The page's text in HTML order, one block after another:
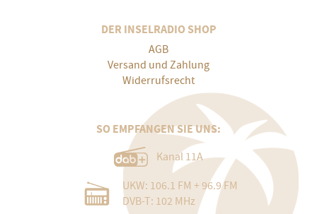
DER INSELRADIO SHOP
AGB
Versand und Zahlung
Widerrufsrecht
SO EMPFANGEN SIE UNS:
Kanal 11A
UKW: 106.1 FM + 96.9 FM
DVB-T: 102 MHz